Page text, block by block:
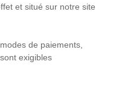
et situé sur notre site
de paiements,
exigibles